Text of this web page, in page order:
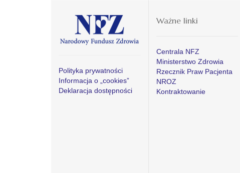
Polityka prywatności
Informacja o „cookies”
Deklaracja dostępności
Ważne linki
Centrala NFZ
Ministerstwo Zdrowia
Rzecznik Praw Pacjenta
NROZ
Kontraktowanie